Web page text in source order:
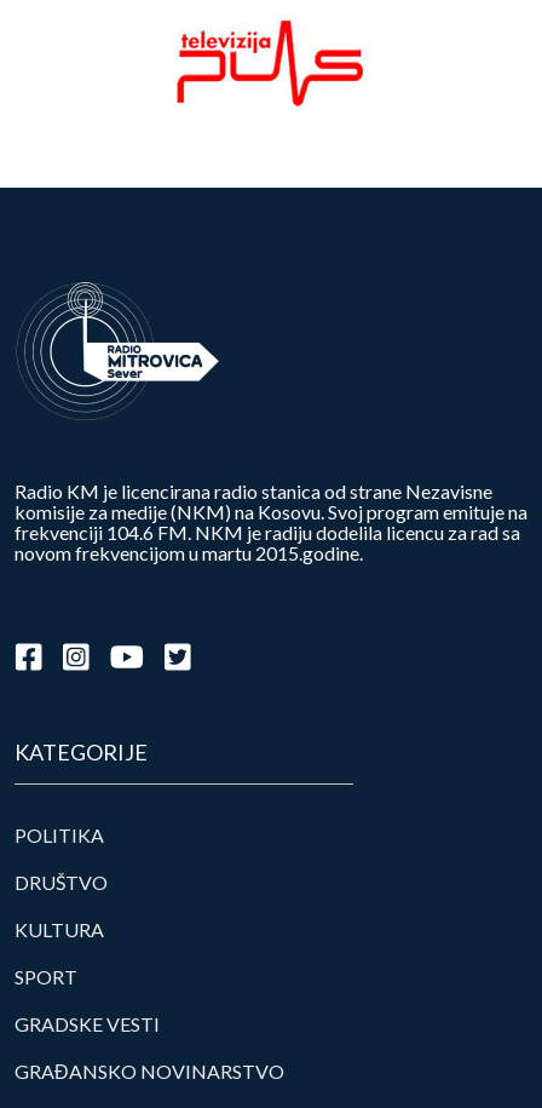
Radio KM je licencirana radio stanica od strane Nezavisne
komisije za medije (NKM) na Kosovu. Svoj program emituje na
frekvenciji 104.6 FM. NKM je radiju dodelila licencu za rad sa
novom frekvencijom u martu 2015.godine.
KATEGORIJE
POLITIKA
DRUŠTVO
KULTURA
SPORT
GRADSKE VESTI
GRAĐANSKO NOVINARSTVO